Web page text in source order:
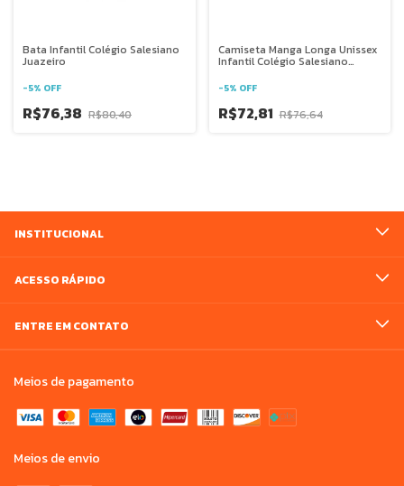
Bata Infantil Colégio Salesiano
Juazeiro
-5% OFF
R$76,38 R$80,40
Camiseta Manga Longa Unissex
Infantil Colégio Salesiano
-5% OFF
R$72,81 R$76,64
INSTITUCIONAL
ACESSO RÁPIDO
ENTRE EM CONTATO
Meios de pagamento
Meios de envio